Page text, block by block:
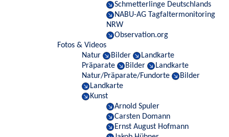
Schmetterlinge Deutschlands
NABU-AG Tagfaltermonitoring
NRW
Observation.org
Fotos & Videos
Natur
Bilder
Landkarte
Präparate
Bilder
Landkarte
Natur/Präparate/Fundorte
Bilder
Landkarte
Kunst
Arnold Spuler
Carsten Domann
Ernst August Hofmann